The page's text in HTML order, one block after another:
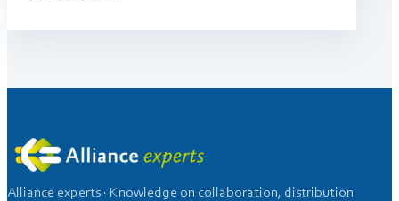
Alliance experts · Knowledge on collaboration, distribution